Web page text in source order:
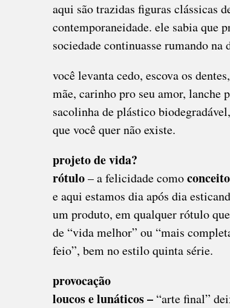
aqui são trazidas figuras clássicas
contemporaneidade. ele sabia que
sociedade continuasse rumando
você levanta cedo, escova os
mãe, carinho pro seu amor, lanche
sacolinha de plástico
que você quer não existe.
projeto de vida?
rótulo– a felicidade como
e aqui estamos dia após dia
um produto, em qualquer rótulo
de “vida melhor” ou “mais
feio”, bem no estilo quinta série.
provocação
loucos e lunáticos – “arte final”